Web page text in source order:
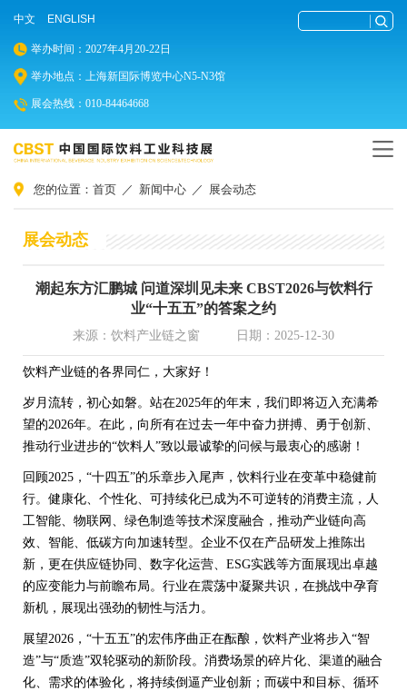
中文 ENGLISH
举办时间：2027年4月20-22日
举办地点：上海新国际博览中心N5-N3馆
展会热线：010-84464668
您的位置： 首页 ／ 新闻中心 ／ 展会动态
展会动态
潮起东方汇鹏城 问道深圳见未来 CBST2026与饮料行
业“十五五”的答案之约
来源：饮料产业链之窗 日期：2025-12-30
饮料产业链的各界同仁，大家好！
岁月流转，初心如磐。站在2025年的年末，我们即将迈入充满希
望的2026年。在此，向所有在过去一年中奋力拼搏、勇于创新、
推动行业进步的“饮料人”致以最诚挚的问候与最衷心的感谢！
回顾2025，“十四五”的乐章步入尾声，饮料行业在变革中稳健前
行。健康化、个性化、可持续化已成为不可逆转的消费主流，人
工智能、物联网、绿色制造等技术深度融合，推动产业链向高
效、智能、低碳方向加速转型。企业不仅在产品研发上推陈出
新，更在供应链协同、数字化运营、ESG实践等方面展现出卓越
的应变能力与前瞻布局。行业在震荡中凝聚共识，在挑战中孕育
新机，展现出强劲的韧性与活力。
展望2026，“十五五”的宏伟序曲正在酝酿，饮料产业将步入“智
造”与“质造”双轮驱动的新阶段。消费场景的碎片化、渠道的融合
化、需求的体验化，将持续倒逼产业创新；而碳中和目标、循环